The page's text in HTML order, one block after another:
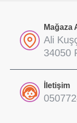
Mağaza
Ali
34050
İletişim